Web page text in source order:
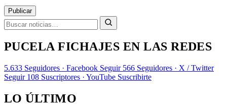
Publicar
PUCELA FICHAJES EN LAS REDES
5.633 Seguidores · Facebook Seguir 566 Seguidores · X / Twitter
Seguir 108 Suscriptores · YouTube Suscribirte
LO ÚLTIMO